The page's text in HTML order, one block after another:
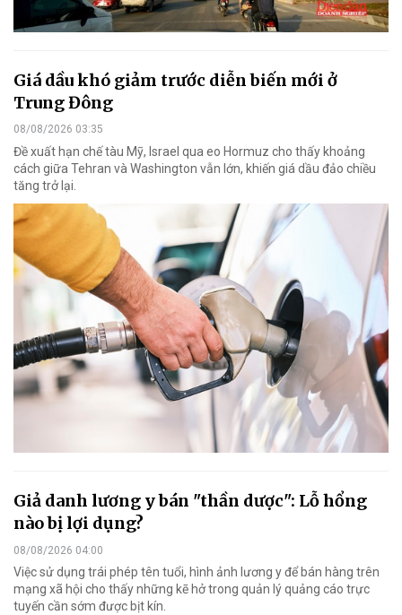
Giá dầu khó giảm trước diễn biến mới ở
Trung Đông
08/08/2026 03:35
Đề xuất hạn chế tàu Mỹ, Israel qua eo Hormuz cho thấy khoảng
cách giữa Tehran và Washington vẫn lớn, khiến giá dầu đảo chiều
tăng trở lại.
Giả danh lương y bán "thần dược": Lỗ hổng
nào bị lợi dụng?
08/08/2026 04:00
Việc sử dụng trái phép tên tuổi, hình ảnh lương y để bán hàng trên
mạng xã hội cho thấy những kẽ hở trong quản lý quảng cáo trực
tuyến cần sớm được bịt kín.